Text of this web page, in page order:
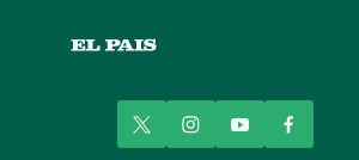
w
i
n
y
o
a